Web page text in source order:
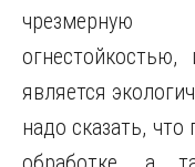
чрезмерную
является
надо сказать,